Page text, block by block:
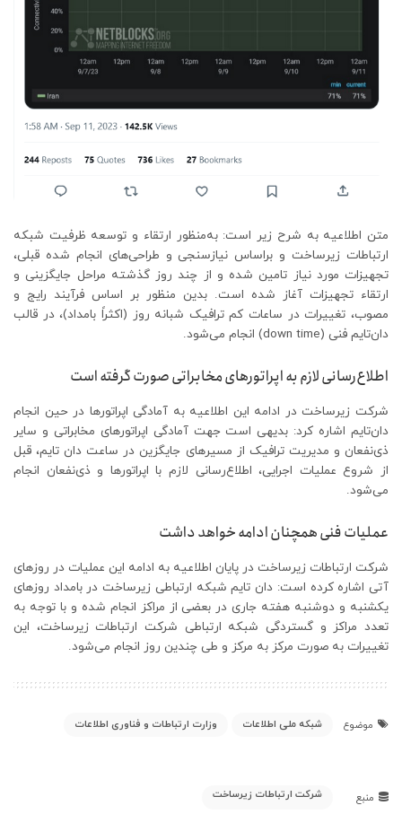
متن اطلاعیه به شرح زیر است: به‌منظور ارتقاء و توسعه ظرفیت شبکه
ارتباطات زیرساخت و براساس نیازسنجی و طراحی‌های انجام شده قبلی،
تجهیزات مورد نیاز تامین شده و از چند روز گذشته مراحل جایگزینی و
ارتقاء تجهیزات آغاز شده است. بدین منظور بر اساس فرآیند رایج و
مصوب، تغییرات در ساعات کم ترافیک شبانه روز (اکثراً بامداد)، در قالب
دان‌تایم فنی (down time) انجام می‌شود.
اطلاع‌رسانی لازم به اپراتورهای مخابراتی صورت گرفته است
شرکت زیرساخت در ادامه این اطلاعیه به آمادگی اپراتورها در حین انجام
دان‌تایم اشاره کرد: بدیهی است جهت آمادگی اپراتورهای مخابراتی و سایر
ذی‌نفعان و مدیریت ترافیک از مسیرهای جایگزین در ساعت دان تایم، قبل
از شروع عملیات اجرایی، اطلاع‌رسانی لازم با اپراتورها و ذی‌نفعان انجام
می‌شود.
عملیات فنی همچنان ادامه خواهد داشت
شرکت ارتباطات زیرساخت در پایان اطلاعیه به ادامه این عملیات در روزهای
آتی اشاره کرده است: دان تایم شبکه ارتباطی زیرساخت در بامداد روزهای
یکشنبه و دوشنبه هفته جاری در بعضی از مراکز انجام شده و با توجه به
تعدد مراکز و گستردگی شبکه ارتباطی شرکت ارتباطات زیرساخت، این
تغییرات به صورت مرکز به مرکز و طی چندین روز انجام می‌شود.
موضوع شبکه ملی اطلاعات وزارت ارتباطات و فناوری اطلاعات
منبع شرکت ارتباطات زیرساخت